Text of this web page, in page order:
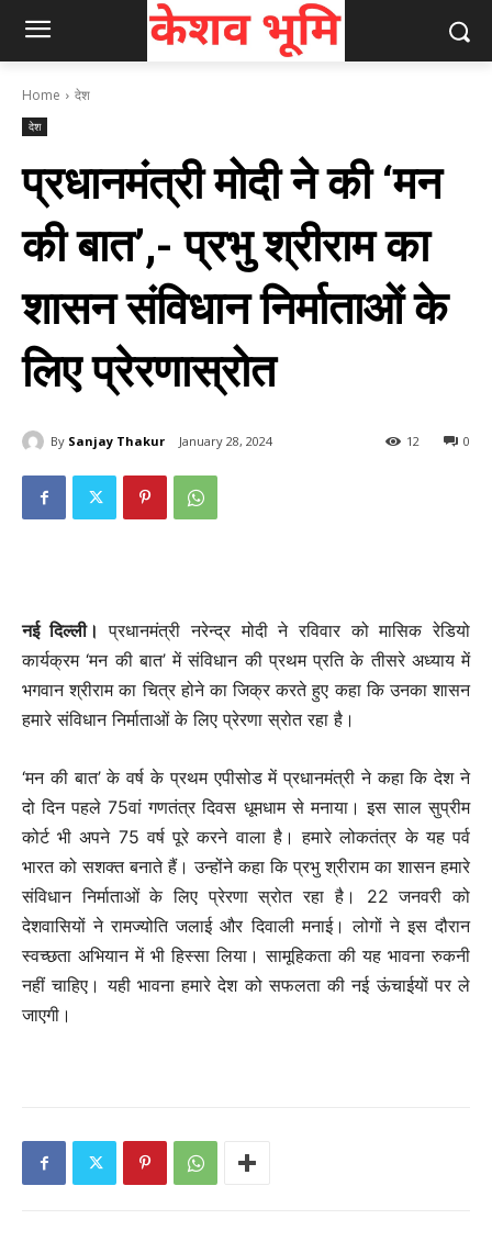
Home देश
देश
प्रधानमंत्री मोदी ने की ‘मन
की बात’,- प्रभु श्रीराम का
शासन संविधान निर्माताओं के
लिए प्रेरणास्रोत
By Sanjay Thakur January 28, 2024 0
12
नई दिल्ली। प्रधानमंत्री नरेन्द्र मोदी ने रविवार को मासिक रेडियो
कार्यक्रम ‘मन की बात’ में संविधान की प्रथम प्रति के तीसरे अध्याय में
भगवान श्रीराम का चित्र होने का जिक्र करते हुए कहा कि उनका शासन
हमारे संविधान निर्माताओं के लिए प्रेरणा स्रोत रहा है।
‘मन की बात’ के वर्ष के प्रथम एपीसोड में प्रधानमंत्री ने कहा कि देश ने
दो दिन पहले 75वां गणतंत्र दिवस धूमधाम से मनाया। इस साल सुप्रीम
कोर्ट भी अपने 75 वर्ष पूरे करने वाला है। हमारे लोकतंत्र के यह पर्व
भारत को सशक्त बनाते हैं। उन्होंने कहा कि प्रभु श्रीराम का शासन हमारे
संविधान निर्माताओं के लिए प्रेरणा स्रोत रहा है। 22 जनवरी को
देशवासियों ने रामज्योति जलाई और दिवाली मनाई। लोगों ने इस दौरान
स्वच्छता अभियान में भी हिस्सा लिया। सामूहिकता की यह भावना रुकनी
नहीं चाहिए। यही भावना हमारे देश को सफलता की नई ऊंचाईयों पर ले
जाएगी।